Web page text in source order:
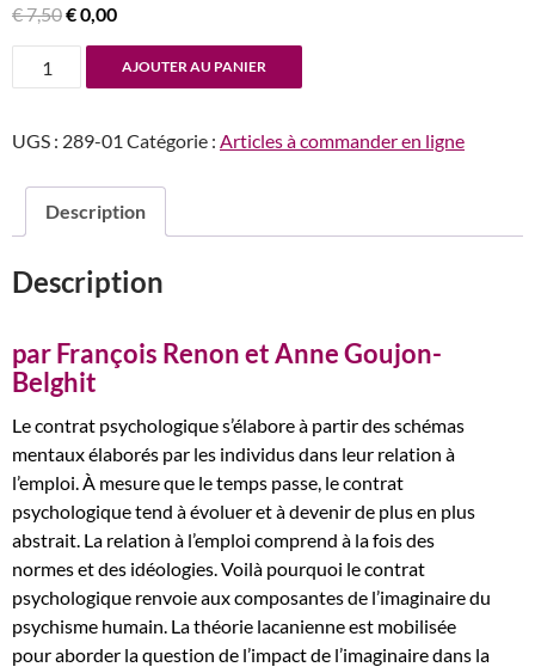
€7,50Le
prix
€0,00Le
prix
actuel
quantité
de
290
dans
le
psychologique
une
approche
psychanalytique
AJOUTER AU PANIER
UGS : 289-01 Catégorie : Articles à commander en ligne
Description
Description
par François Renon et Anne Goujon-
Belghit
Le contrat psychologique s’élabore à partir des schémas
mentaux élaborés par les individus dans leur relation à
l’emploi. À mesure que le temps passe, le contrat
psychologique tend à évoluer et à devenir de plus en plus
abstrait. La relation à l’emploi comprend à la fois des
normes et des idéologies. Voilà pourquoi le contrat
psychologique renvoie aux composantes de l’imaginaire du
psychisme humain. La théorie lacanienne est mobilisée
pour aborder la question de l’impact de l’imaginaire dans la